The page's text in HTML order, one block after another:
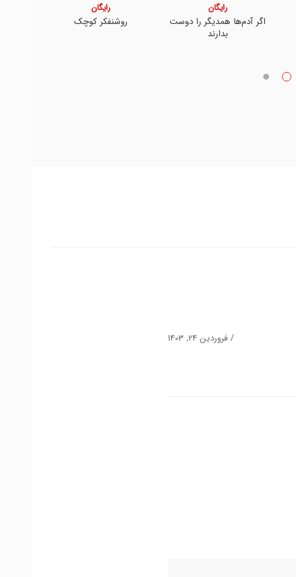
اگر آدم‌ها همدیگر را دوست
بدارند
رایگان
روشنفکر کوچک
رایگان
فروردین 24, 1403